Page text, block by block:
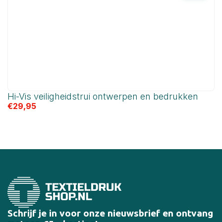
Hi-Vis veiligheidstrui ontwerpen en bedrukken
€29,95
Schrijf je in voor onze nieuwsbrief en ontvang